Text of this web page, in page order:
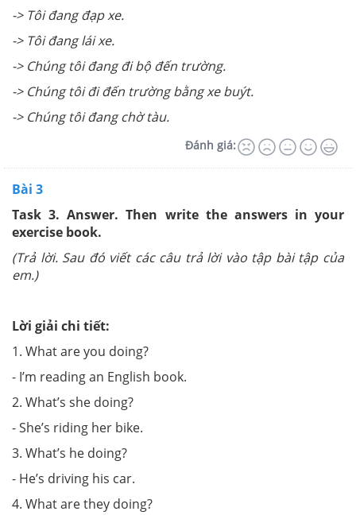
-> Tôi đang đạp xe.
-> Tôi đang lái xe.
-> Chúng tôi đang đi bộ đến trường.
-> Chúng tôi đi đến trường bằng xe buýt.
-> Chúng tôi đang chờ tàu.
Đánh giá:
Bài 3
Task 3. Answer. Then write the answers in your
exercise book.
(Trả lời. Sau đó viết các câu trả lời vào tập bài tập của
em.)
Lời giải chi tiết:
1. What are you doing?
- I’m reading an English book.
2. What’s she doing?
- She’s riding her bike.
3. What’s he doing?
- He’s driving his car.
4. What are they doing?